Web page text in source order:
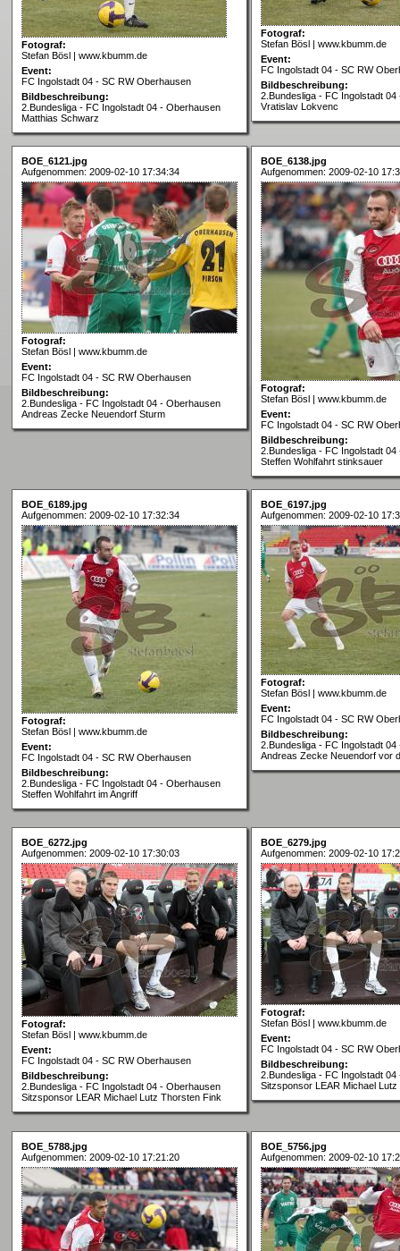
Fotograf:
Stefan Bösl | www.kbumm.de
Event:
FC Ingolstadt 04 - SC RW Oberhausen
Bildbeschreibung:
2.Bundesliga - FC Ingolstadt 04 - Oberhausen
Matthias Schwarz
Fotograf:
Stefan Bösl | www.kbumm.de
Event:
FC Ingolstadt 04 - SC RW
Bildbeschreibung:
2.Bundesliga - FC Ingolstadt
Vratislav Lokvenc
BOE_6121.jpg
Aufgenommen: 2009-02-10 17:34:34
Fotograf:
Stefan Bösl | www.kbumm.de
Event:
FC Ingolstadt 04 - SC RW Oberhausen
Bildbeschreibung:
2.Bundesliga - FC Ingolstadt 04 - Oberhausen
Andreas Zecke Neuendorf Sturm
BOE_6138.jpg
Aufgenommen: 2009-02-10
Fotograf:
Stefan Bösl | www.kbumm.de
Event:
FC Ingolstadt 04 - SC RW
Bildbeschreibung:
2.Bundesliga - FC Ingolstadt
Steffen Wohlfahrt stinksauer
BOE_6189.jpg
Aufgenommen: 2009-02-10 17:32:34
Fotograf:
Stefan Bösl | www.kbumm.de
Event:
FC Ingolstadt 04 - SC RW Oberhausen
Bildbeschreibung:
2.Bundesliga - FC Ingolstadt 04 - Oberhausen
Steffen Wohlfahrt im Angriff
BOE_6197.jpg
Aufgenommen: 2009-02-10
Fotograf:
Stefan Bösl | www.kbumm.de
Event:
FC Ingolstadt 04 - SC RW
Bildbeschreibung:
2.Bundesliga - FC Ingolstadt
Andreas Zecke Neuendorf vor
BOE_6272.jpg
Aufgenommen: 2009-02-10 17:30:03
Fotograf:
Stefan Bösl | www.kbumm.de
Event:
FC Ingolstadt 04 - SC RW Oberhausen
Bildbeschreibung:
2.Bundesliga - FC Ingolstadt 04 - Oberhausen
Sitzsponsor LEAR Michael Lutz Thorsten Fink
BOE_6279.jpg
Aufgenommen: 2009-02-10
Fotograf:
Stefan Bösl | www.kbumm.de
Event:
FC Ingolstadt 04 - SC RW
Bildbeschreibung:
2.Bundesliga - FC Ingolstadt
Sitzsponsor LEAR Michael
BOE_5788.jpg
Aufgenommen: 2009-02-10 17:21:20
BOE_5756.jpg
Aufgenommen: 2009-02-10